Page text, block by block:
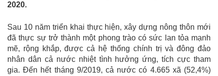
2020.
Sau 10 năm triển khai thực hiện, xây dựng nông thôn mới
đã thực sự trở thành một phong trào có sức lan tỏa mạnh
mẽ, rộng khắp, được cả hệ thống chính trị và đông đảo
nhân dân cả nước nhiệt tình hưởng ứng, tích cực tham
gia. Đến hết tháng 9/2019, cả nước có 4.665 xã (52,4%)